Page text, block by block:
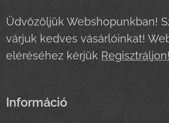
Üdvözöljük Webshopunkban!
várjuk kedves vásárlóinkat!
eléréséhez kérjük Regisztráljon!
Információ